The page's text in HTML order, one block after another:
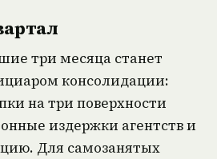
три месяца станет
консолидации:
на три поверхности
издержки агентств и
Для самозанятых